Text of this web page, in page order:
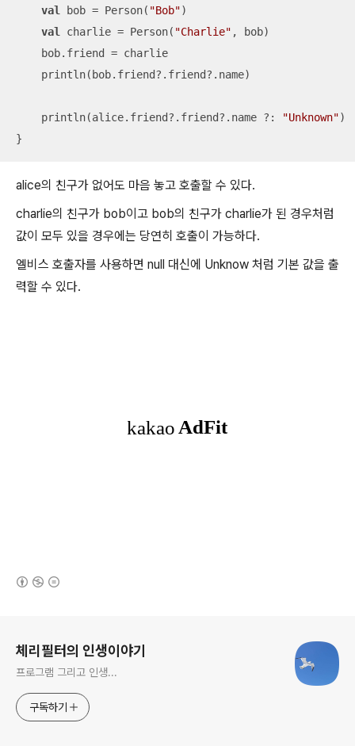
val bob = Person( "Bob")
val
charlie = Person( "Charlie" , bob)
    bob.friend = charlie
    println(bob.friend?.friend?.name)
    println(alice.friend?.friend?.name ?:
"Unknown")
}
alice의 친구가 없어도 마음 놓고 호출할 수 있다.
charlie의 친구가 bob이고 bob의 친구가 charlie가 된 경우처럼
값이 모두 있을 경우에는 당연히 호출이 가능하다.
엘비스 호출자를 사용하면 null 대신에 Unknow 처럼 기본 값을 출
력할 수 있다.
체리필터의 인생이야기
프로그램 그리고 인생...
구독하기